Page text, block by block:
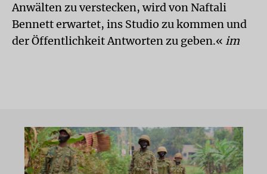
Anwälten zu verstecken, wird von Naftali
Bennett erwartet, ins Studio zu kommen und
der Öffentlichkeit Antworten zu geben.« im